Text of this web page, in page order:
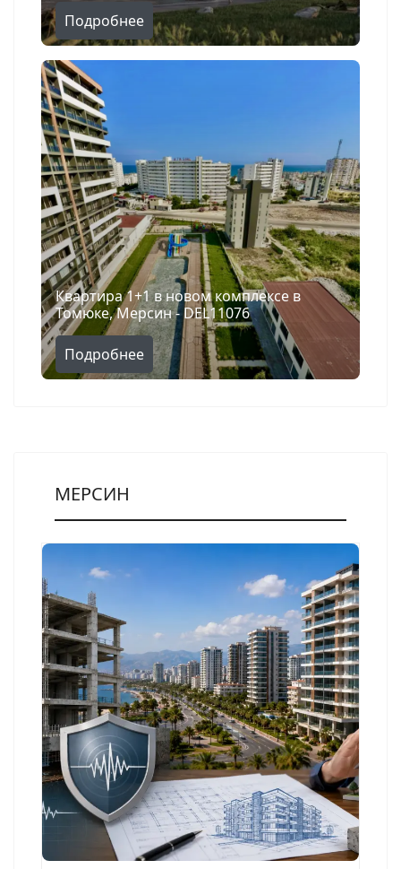
Подробнее
Квартира 1+1 в новом комплексе в
Томюке, Мерсин - DEL11076
Подробнее
МЕРСИН